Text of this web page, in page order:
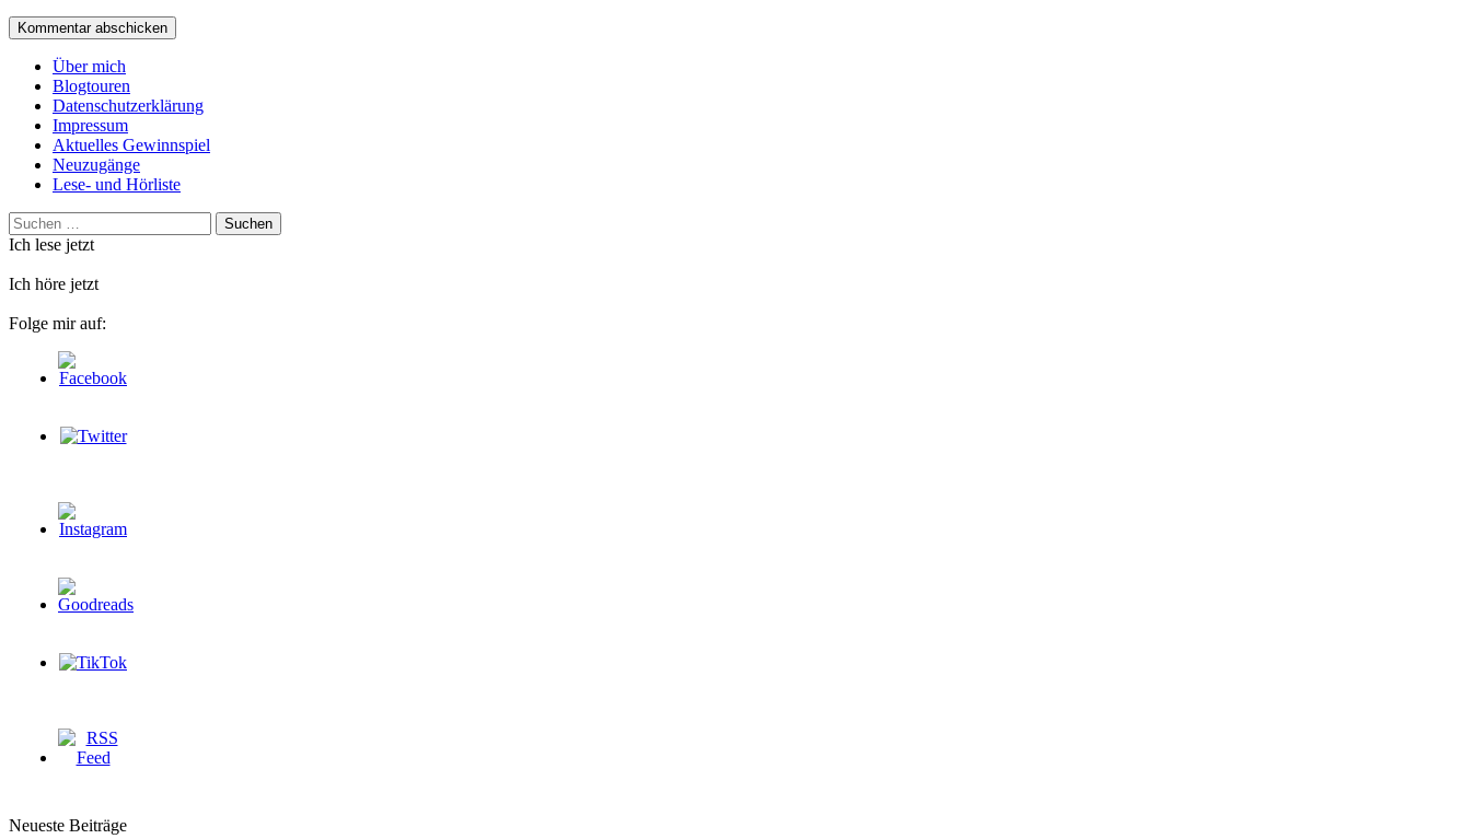
Über mich
Blogtouren
Datenschutzerklärung
Impressum
Aktuelles Gewinnspiel
Neuzugänge
Lese- und Hörliste
Suchen
nach:
Ich lese jetzt
Ich höre jetzt
Folge mir auf:
Neueste Beiträge